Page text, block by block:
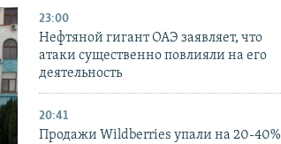
23:00
Нефтяной гигант ОАЭ заявляет, что
атаки существенно повлияли на его
деятельность
20:41
Продажи Wildberries упали на 20-40%